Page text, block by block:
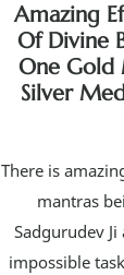
Amazing
Of Divine
One Gold
Silver
There is
mantras
Sadgurudev
impossible